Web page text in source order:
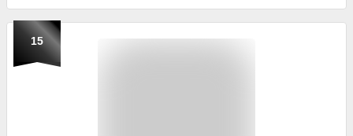
15